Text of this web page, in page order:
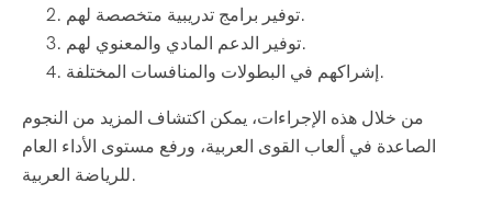
توفير برامج تدريبية متخصصة لهم.
توفير الدعم المادي والمعنوي لهم.
إشراكهم في البطولات والمنافسات المختلفة.
من خلال هذه الإجراءات، يمكن اكتشاف المزيد من النجوم
الصاعدة في ألعاب القوى العربية، ورفع مستوى الأداء العام
للرياضة العربية.